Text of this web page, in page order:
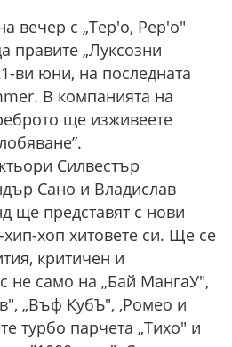
вечер с „Тер'о, Рер'о"
правите „Луксозни
ви юни, на последната
В компанията на
ще изживеете
Силвестър
Сано и Владислав
ще представят с нови
хоп хитовете си. Ще се
критичен и
не само на „Бай МангаУ",
„Въф КубЪ", ‚Ромео и
турбо парчета „Тихо" и